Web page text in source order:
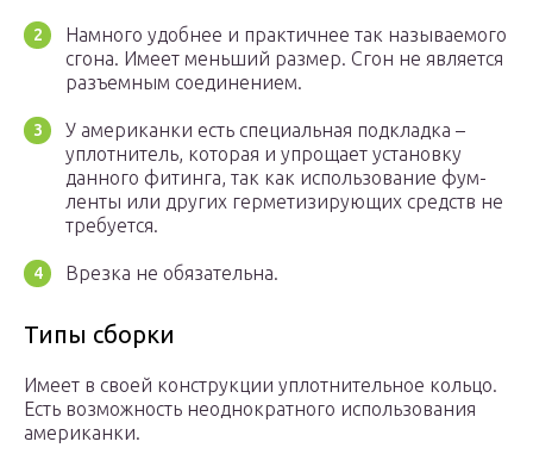
Намного удобнее и практичнее так называемого
сгона. Имеет меньший размер. Сгон не является
разъемным соединением.
У американки есть специальная подкладка –
уплотнитель, которая и упрощает установку
данного фитинга, так как использование фум-
ленты или других герметизирующих средств не
требуется.
Врезка не обязательна.
Типы сборки
Имеет в своей конструкции уплотнительное кольцо.
Есть возможность неоднократного использования
американки.